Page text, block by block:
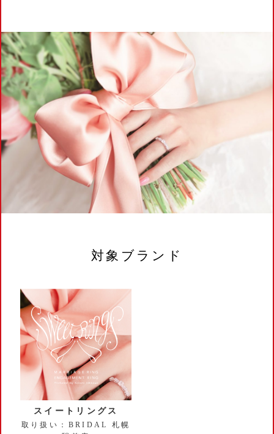
対象ブランド
スイートリングス
取り扱い：BRIDAL 札幌